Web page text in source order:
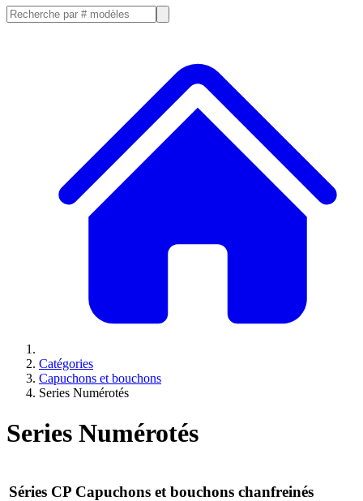
Catégories
Capuchons et bouchons
Series Numérotés
Series Numérotés
Séries CP Capuchons et bouchons chanfreinés